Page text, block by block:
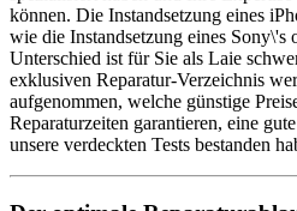
können. Die Instandsetzung eines
wie die Instandsetzung eines Sony\'s
Unterschied ist für Sie als Laie
exklusiven Reparatur-Verzeichnis
aufgenommen, welche günstige
Reparaturzeiten garantieren, eine
unsere verdeckten Tests bestanden